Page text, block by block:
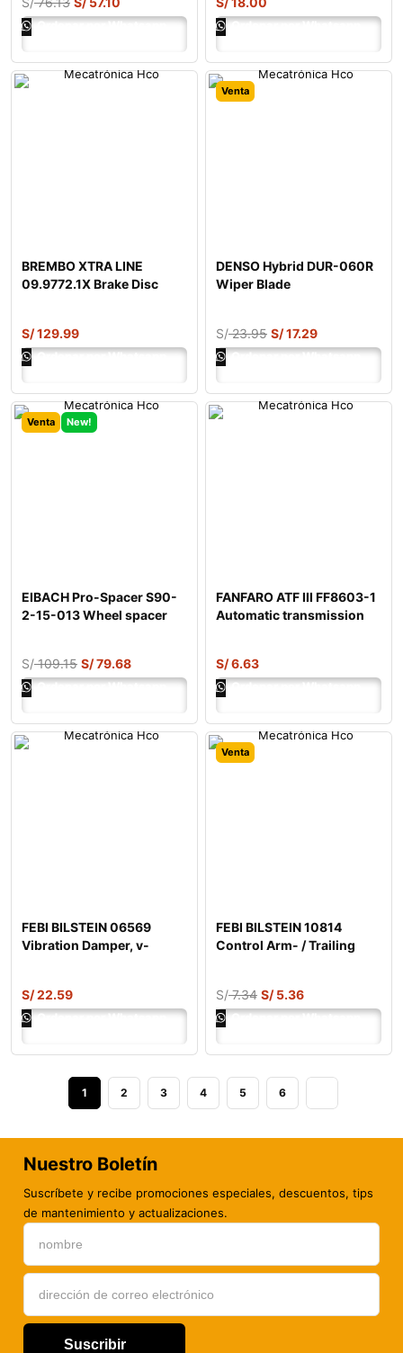
Ordenar por Whatsapp Ordenar por Whatsapp
BREMBO XTRA LINE
09.9772.1X Brake Disc
S/129.99
Ordenar por Whatsapp
Venta
DENSO Hybrid DUR-060R
Wiper Blade
S/23.95 S/17.29
Ordenar por Whatsapp
Venta New!
EIBACH Pro-Spacer S90-
2-15-013 Wheel spacer
S/109.15 S/79.68
Ordenar por Whatsapp
FANFARO ATF III FF8603-1
Automatic transmission
S/6.63
Ordenar por Whatsapp
FEBI BILSTEIN 06569
Vibration Damper, v-
S/22.59
Ordenar por Whatsapp
Venta
FEBI BILSTEIN 10814
Control Arm- / Trailing
S/7.34 S/5.36
Ordenar por Whatsapp
1 2 3 4 5 6
Nuestro Boletín
Suscríbete y recibe promociones especiales, descuentos, tips
de mantenimiento y actualizaciones.
Suscribir